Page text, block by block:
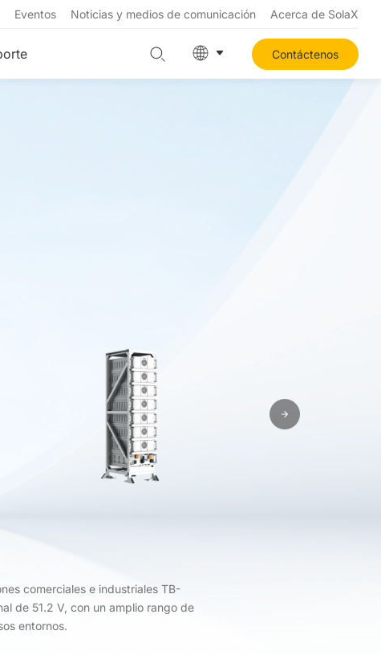
Eventos Noticias y medios de comunicación Acerca de SolaX
Contáctenos
comerciales e industriales TB-
de 51.2 V, con un amplio rango de
entornos.